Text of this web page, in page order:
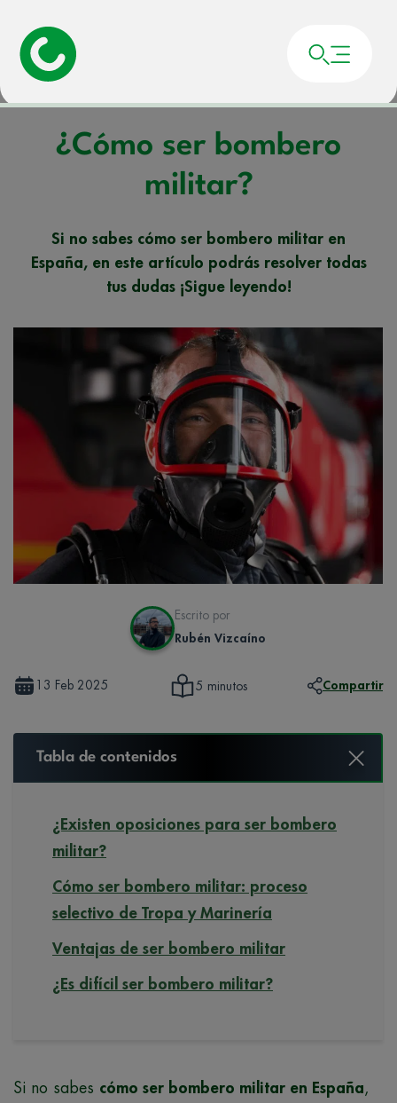
Portada»
¿Cómo ser bombero
militar?
Si no sabes cómo ser bombero militar en
España, en este artículo podrás resolver todas
tus dudas ¡Sigue leyendo!
Escrito por
Rubén Vizcaíno
13 Feb 2025 5 minutos Compartir
Tabla de contenidos
¿Existen oposiciones para ser bombero
militar?
Cómo ser bombero militar: proceso
selectivo de Tropa y Marinería
Ventajas de ser bombero militar
¿Es difícil ser bombero militar?
Si no sabes cómo ser bombero militar en España,